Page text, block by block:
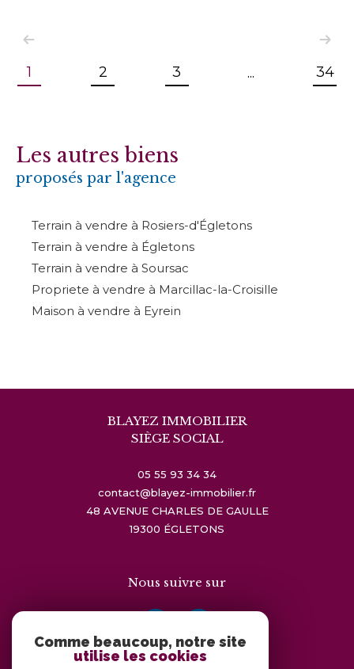
1 2 3 ... 34
Les autres biens
proposés par l'agence
Terrain à vendre à Rosiers-d'Égletons
Terrain à vendre à Égletons
Terrain à vendre à Soursac
Propriete à vendre à Marcillac-la-Croisille
Maison à vendre à Eyrein
BLAYEZ IMMOBILIER
SIÈGE SOCIAL
05 55 93 34 34
contact@blayez-immobilier.fr
48 AVENUE CHARLES DE GAULLE
19300
ÉGLETONS
Nous suivre sur
Comme beaucoup, notre site
utilise les cookies